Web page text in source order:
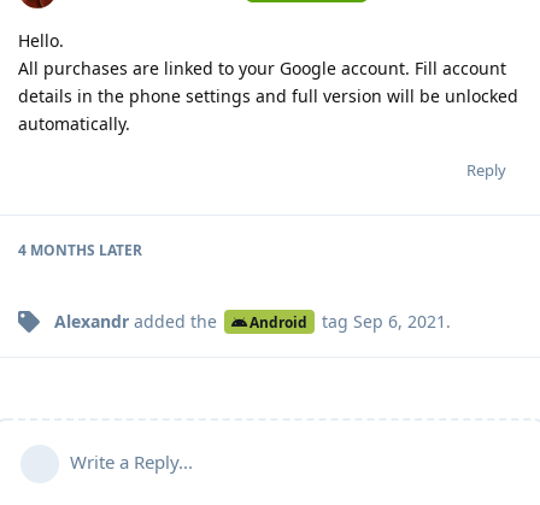
Hello.
All purchases are linked to your Google account. Fill account
details in the phone settings and full version will be unlocked
automatically.
Reply
4 MONTHS LATER
Alexandr added the Android tag Sep 6, 2021 .
Write a Reply...